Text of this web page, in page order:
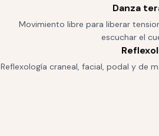
Danza
Movimiento libre para liberar
escuchar el
Reflexología craneal, facial, podal y de